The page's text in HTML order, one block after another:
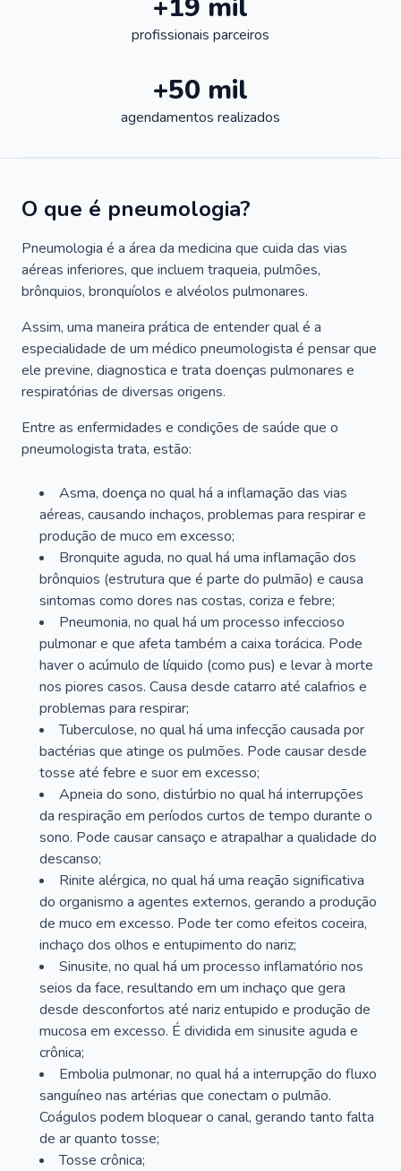
+19 mil
profissionais parceiros
+50 mil
agendamentos realizados
O que é pneumologia?
Pneumologia é a área da medicina que cuida das vias
aéreas inferiores, que incluem traqueia, pulmões,
brônquios, bronquíolos e alvéolos pulmonares.
Assim, uma maneira prática de entender qual é a
especialidade de um médico pneumologista é pensar que
ele previne, diagnostica e trata doenças pulmonares e
respiratórias de diversas origens.
Entre as enfermidades e condições de saúde que o
pneumologista trata, estão:
Asma, doença no qual há a inflamação das vias
aéreas, causando inchaços, problemas para respirar e
produção de muco em excesso;
Bronquite aguda, no qual há uma inflamação dos
brônquios (estrutura que é parte do pulmão) e causa
sintomas como dores nas costas, coriza e febre;
Pneumonia, no qual há um processo infeccioso
pulmonar e que afeta também a caixa torácica. Pode
haver o acúmulo de líquido (como pus) e levar à morte
nos piores casos. Causa desde catarro até calafrios e
problemas para respirar;
Tuberculose, no qual há uma infecção causada por
bactérias que atinge os pulmões. Pode causar desde
tosse até febre e suor em excesso;
Apneia do sono, distúrbio no qual há interrupções
da respiração em períodos curtos de tempo durante o
sono. Pode causar cansaço e atrapalhar a qualidade do
descanso;
Rinite alérgica, no qual há uma reação significativa
do organismo a agentes externos, gerando a produção
de muco em excesso. Pode ter como efeitos coceira,
inchaço dos olhos e entupimento do nariz;
Sinusite, no qual há um processo inflamatório nos
seios da face, resultando em um inchaço que gera
desde desconfortos até nariz entupido e produção de
mucosa em excesso. É dividida em sinusite aguda e
crônica;
Embolia pulmonar, no qual há a interrupção do fluxo
sanguíneo nas artérias que conectam o pulmão.
Coágulos podem bloquear o canal, gerando tanto falta
de ar quanto tosse;
Tosse crônica;